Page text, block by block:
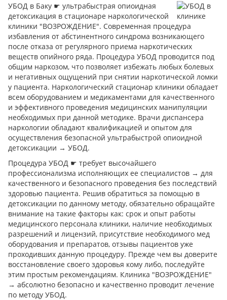
УБОД в Баку ☛ ультрабыстрая опиоидная
детоксикация в стационаре наркологической
клиники "ВОЗРОЖДЕНИЕ". Современная процедура
избавления от абстинентного синдрома возникающего
после отказа от регулярного приема наркотических
веществ опийного ряда. Процедура УБОД проводится под
общим наркозом, что позволяет избежать любых болевых
и негативных ощущений при снятии наркотической ломки
у пациента. Наркологический стационар клиники обладает
всем оборудованием и медикаментами для качественного
и эффективного проведения медицинских манипуляции
необходимых при данной методике. Врачи диспансера
наркологии обладают квалификацией и опытом для
осуществления безопасной ультрабыстрой опиоидной
детоксикации → УБОД.
Процедура УБОД ☛ требует высочайшего
профессионализма исполняющих ее специалистов → для
качественного и безопасного проведения без последствий
здоровью пациента. Решив обратиться за помощью в
детоксикации по данному методу, обязательно обращайте
внимание на такие факторы как: срок и опыт работы
медицинского персонала клиники, наличие необходимых
разрешений и лицензий, присутствие необходимого мед
оборудования и препаратов, отзывы пациентов уже
проходивших данную процедуру. Прежде чем вы доверите
восстановление своего здоровья кому либо, последуйте
этим простым рекомендациям. Клиника "ВОЗРОЖДЕНИЕ"
→ абсолютно безопасно и качественно проводит лечение
по методу УБОД.